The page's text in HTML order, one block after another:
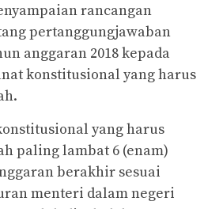
rancangan
pertanggungjawaban
anggaran 2018 kepada
konstitusional yang harus
yang harus
paling lambat 6 (enam)
berakhir sesuai
menteri dalam negeri